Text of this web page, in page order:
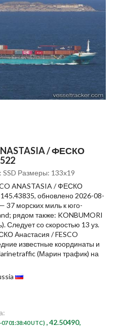
/ ФЕСКО
Размеры: 133x19
ANASTASIA / ФЕСКО
обновлено 2026-08-
37 морских миль к юго-
рядом также: KONBUMORI
Следует со скоростью 13 уз.
Анастасия / FESCO
известные координаты и
(Марин трафик) на
01:38:40 UTC) , 42.50490,